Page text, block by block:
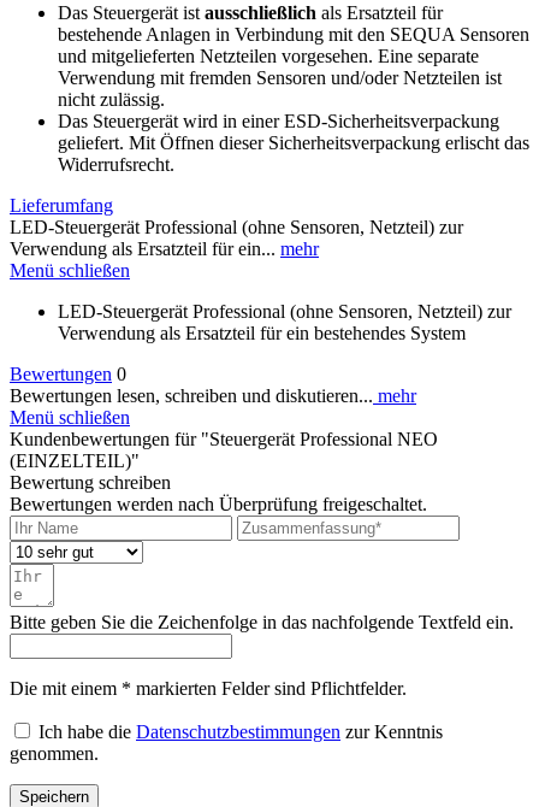
Das Steuergerät ist ausschließlich als Ersatzteil für
bestehende Anlagen in Verbindung mit den SEQUA Sensoren
und mitgelieferten Netzteilen vorgesehen. Eine separate
Verwendung mit fremden Sensoren und/oder Netzteilen ist
nicht zulässig.
Das Steuergerät wird in einer ESD-Sicherheitsverpackung
geliefert. Mit Öffnen dieser Sicherheitsverpackung erlischt das
Widerrufsrecht.
Lieferumfang
LED-Steuergerät Professional (ohne Sensoren, Netzteil) zur
Verwendung als Ersatzteil für ein... mehr
Menü schließen
LED-Steuergerät Professional (ohne Sensoren, Netzteil) zur
Verwendung als Ersatzteil für ein bestehendes System
Bewertungen 0
Bewertungen lesen, schreiben und diskutieren... mehr
Menü schließen
Kundenbewertungen für "Steuergerät Professional NEO
(EINZELTEIL)"
Bewertung schreiben
Bewertungen werden nach Überprüfung freigeschaltet.
Bitte geben Sie die Zeichenfolge in das nachfolgende Textfeld ein.
Die mit einem * markierten Felder sind Pflichtfelder.
Ich habe die Datenschutzbestimmungen zur Kenntnis
genommen.
Speichern